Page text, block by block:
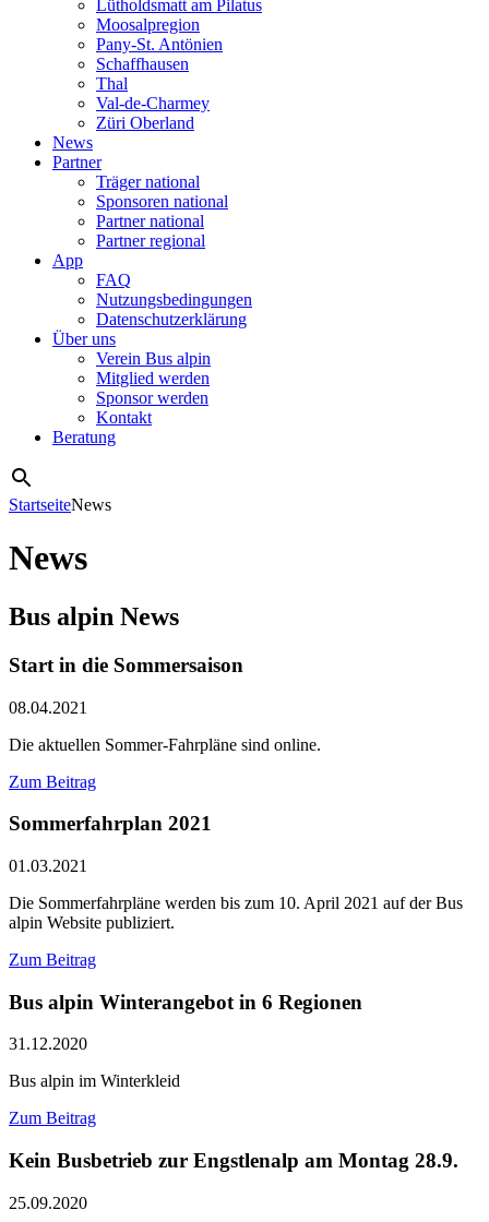
Lütholdsmatt am Pilatus
Moosalpregion
Pany-St. Antönien
Schaffhausen
Thal
Val-de-Charmey
Züri Oberland
News
Partner
Träger national
Sponsoren national
Partner national
Partner regional
App
FAQ
Nutzungsbedingungen
Datenschutzerklärung
Über uns
Verein Bus alpin
Mitglied werden
Sponsor werden
Kontakt
Beratung
StartseiteNews
News
Bus alpin News
Start in die Sommersaison
08.04.2021
Die aktuellen Sommer-Fahrpläne sind online.
Zum Beitrag
Sommerfahrplan 2021
01.03.2021
Die Sommerfahrpläne werden bis zum 10. April 2021 auf der Bus
alpin Website publiziert.
Zum Beitrag
Bus alpin Winterangebot in 6 Regionen
31.12.2020
Bus alpin im Winterkleid
Zum Beitrag
Kein Busbetrieb zur Engstlenalp am Montag 28.9.
25.09.2020